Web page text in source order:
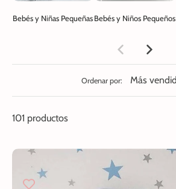
Bebés y Niñas PequeñasBebés y Niños Pequeños
Ordenar por:
101 productos